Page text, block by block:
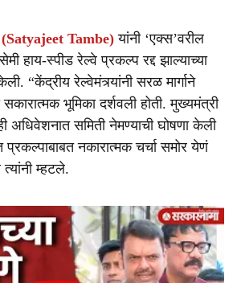
(Satyajeet Tambe) यांनी ‘एक्स’वरील
हाय-स्पीड रेल्वे प्रकल्प रद्द झाल्याच्या
“केंद्रीय रेल्वेमंत्र्यांनी सरळ मार्गाने
भूमिका दर्शवली होती. मुख्यमंत्री
अधिवेशनात समिती नेमण्याची घोषणा केली
प्रकल्पाबाबत नकारात्मक चर्चा समोर येणं
म्हटले.